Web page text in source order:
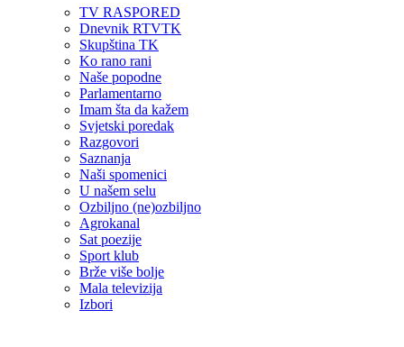
TV RASPORED
Dnevnik RTVTK
Skupština TK
Ko rano rani
Naše popodne
Parlamentarno
Imam šta da kažem
Svjetski poredak
Razgovori
Saznanja
Naši spomenici
U našem selu
Ozbiljno (ne)ozbiljno
Agrokanal
Sat poezije
Sport klub
Brže više bolje
Mala televizija
Izbori